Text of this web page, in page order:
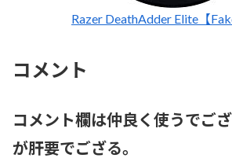
Razer DeathAdder Elite【
コメント
コメント欄は仲良く使うでご
が肝要でござる。